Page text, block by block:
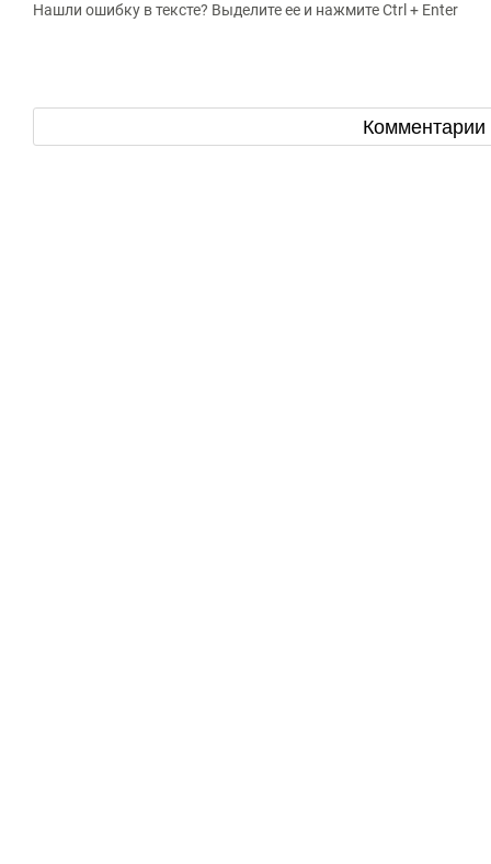
Нашли ошибку в тексте? Выделите ее и нажмите Ctrl + Enter
Комментарии